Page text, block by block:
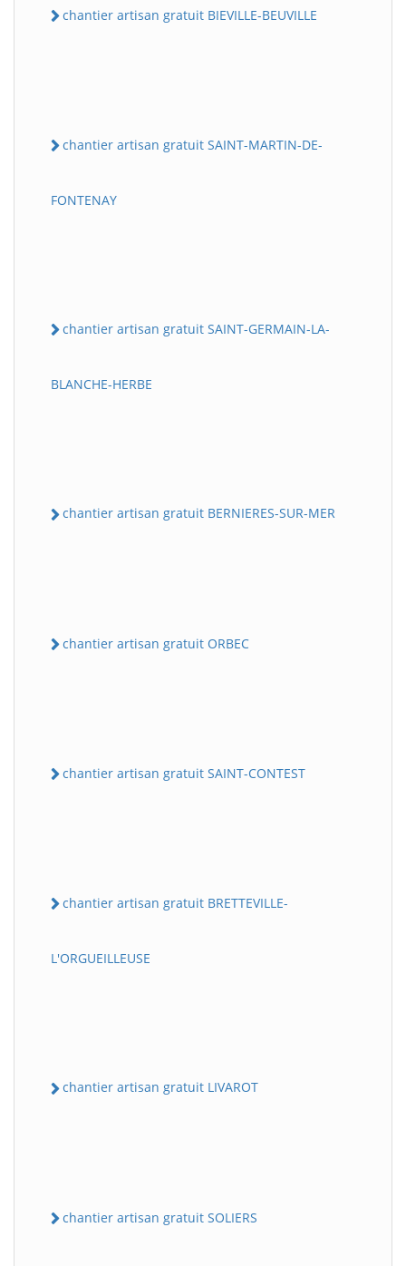
chantier artisan gratuit BIEVILLE-BEUVILLE
chantier artisan gratuit SAINT-MARTIN-DE-
FONTENAY
chantier artisan gratuit SAINT-GERMAIN-LA-
BLANCHE-HERBE
chantier artisan gratuit BERNIERES-SUR-MER
chantier artisan gratuit ORBEC
chantier artisan gratuit SAINT-CONTEST
chantier artisan gratuit BRETTEVILLE-
L'ORGUEILLEUSE
chantier artisan gratuit LIVAROT
chantier artisan gratuit SOLIERS